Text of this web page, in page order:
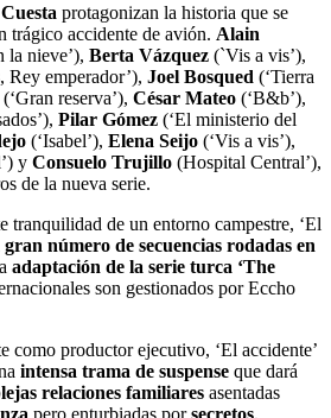
Cuesta protagonizan la historia que se
trágico accidente de avión. Alain
la nieve’), Berta Vázquez (`Vis a vis’),
Rey emperador’), Joel Bosqued (‘Tierra
(‘Gran reserva’), César Mateo (‘B&b’),
Pilar Gómez (‘El ministerio del
(‘Isabel’), Elena Seijo (‘Vis a vis’),
y Consuelo Trujillo (Hospital Central’),
de la nueva serie.
tranquilidad de un entorno campestre, ‘El
gran número de secuencias rodadas en
adaptación de la serie turca ‘The
son gestionados por Eccho
como productor ejecutivo, ‘El accidente’
intensa trama de suspense que dará
relaciones familiares asentadas
pero enturbiadas porsecretos,